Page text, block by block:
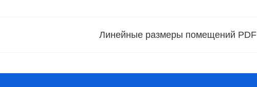
Линейные размеры помещений PDF